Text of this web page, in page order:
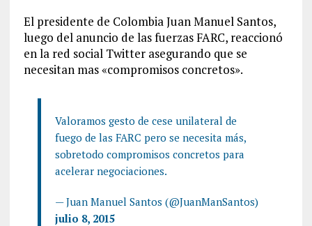
El presidente de Colombia Juan Manuel Santos,
luego del anuncio de las fuerzas FARC, reaccionó
en la red social Twitter asegurando que se
necesitan mas «compromisos concretos».
Valoramos gesto de cese unilateral de
fuego de las FARC pero se necesita más,
sobretodo compromisos concretos para
acelerar negociaciones.
— Juan Manuel Santos (@JuanManSantos)
julio 8, 2015